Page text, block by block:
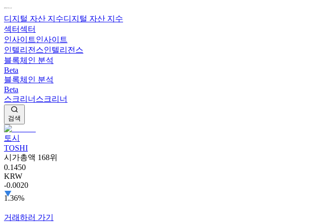
디지털 자산 지수디지털 자산 지수
섹터섹터
인사이트인사이트
인텔리전스인텔리전스
블록체인 분석
Beta
블록체인 분석
Beta
스크리너 스크리너
검색
토시
TOSHI
시가총액 168위
0.1450
KRW
-0.0020
1.36%
거래하러 가기